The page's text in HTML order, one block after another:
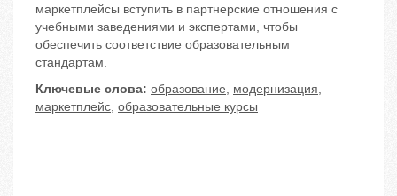
маркетплейсы вступить в партнерские отношения с
учебными заведениями и экспертами, чтобы
обеспечить соответствие образовательным
стандартам.
Ключевые слова: образование, модернизация,
маркетплейс, образовательные курсы